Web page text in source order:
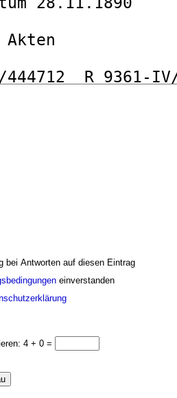
bei Antworten auf diesen Eintrag
einverstanden
4 + 0 =